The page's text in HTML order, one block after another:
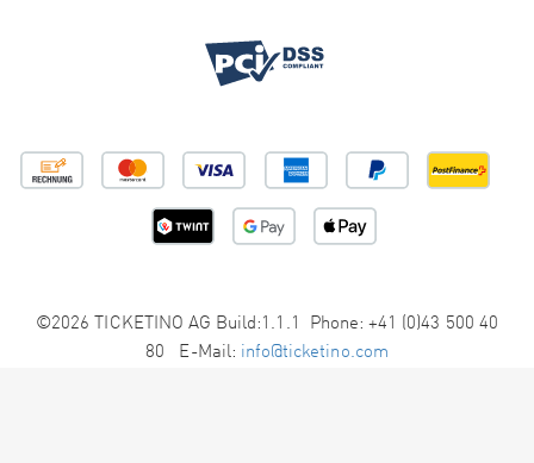
©2026 TICKETINO AG Build:1.1.1 Phone: +41 (0)43 500 40
80 E-Mail: info@ticketino.com